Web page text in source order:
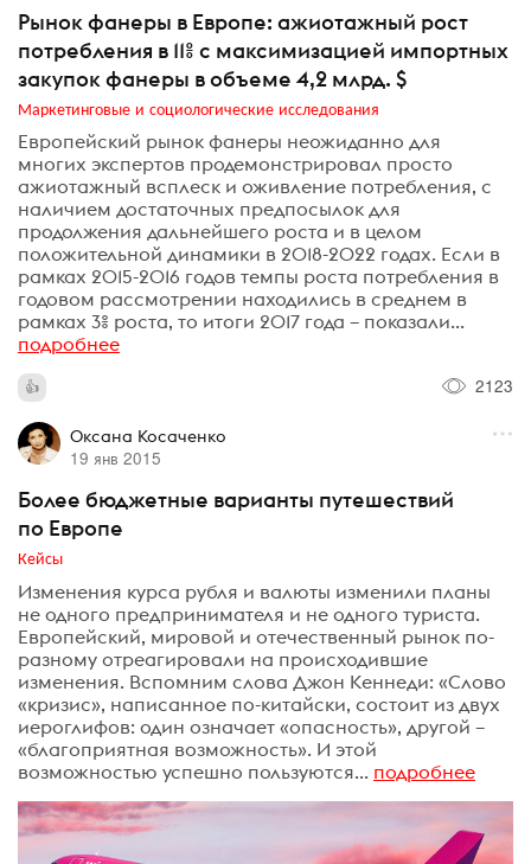
Рынок фанеры в Европе: ажиотажный рост
потребления в 11% с максимизацией импортных
закупок фанеры в объеме 4,2 млрд. $
Маркетинговые и социологические исследования
Европейский рынок фанеры неожиданно для
многих экспертов продемонстрировал просто
ажиотажный всплеск и оживление потребления, с
наличием достаточных предпосылок для
продолжения дальнейшего роста и в целом
положительной динамики в 2018-2022 годах. Если в
рамках 2015-2016 годов темпы роста потребления в
годовом рассмотрении находились в среднем в
рамках 3% роста, то итоги 2017 года – показали...
подробнее
2123
Оксана Косаченко
19 янв 2015
Более бюджетные варианты путешествий
по Европе
Кейсы
Изменения курса рубля и валюты изменили планы
не одного предпринимателя и не одного туриста.
Европейский, мировой и отечественный рынок по-
разному отреагировали на происходившие
изменения. Вспомним слова Джон Кеннеди: «Слово
«кризис», написанное по-китайски, состоит из двух
иероглифов: один означает «опасность», другой –
«благоприятная возможность». И этой
возможностью успешно пользуются... подробнее